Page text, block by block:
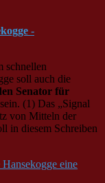
-
schnellen
soll auch die
Senator für
sein. (1) Das „Signal
von Mitteln der
in diesem Schreiben
eine